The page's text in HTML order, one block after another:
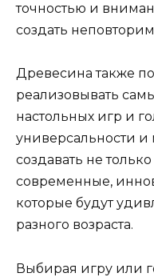
точностью и
создать
Древесина также
реализовывать
настольных игр и
универсальности
создавать не
современные,
которые будут
разного возраста.
Выбирая игру или